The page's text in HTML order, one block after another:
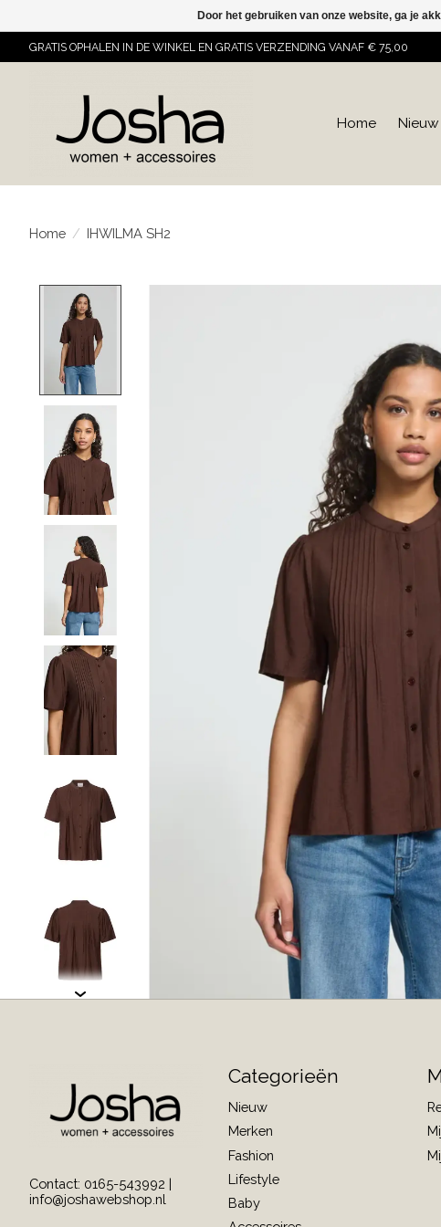
GRATIS OPHALEN IN DE WINKEL EN GRATIS VERZENDING VANAF € 75,00
Home Nieuw
Home / IHWILMA SH2
Contact: 0165-543992 |
info@joshawebshop.nl
Categorieën
Nieuw
Merken
Fashion
Lifestyle
Baby
Door het gebruiken van onze website, ga je